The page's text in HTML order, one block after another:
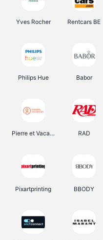
Yves Rocher Rentcars BE
Philips Hue Babor
Pierre et Vacances RAD
Pixartprinting BBODY